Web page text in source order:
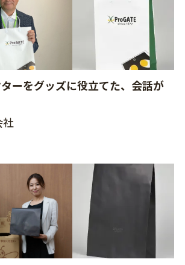
ーをグッズに役立てた、会話が
社